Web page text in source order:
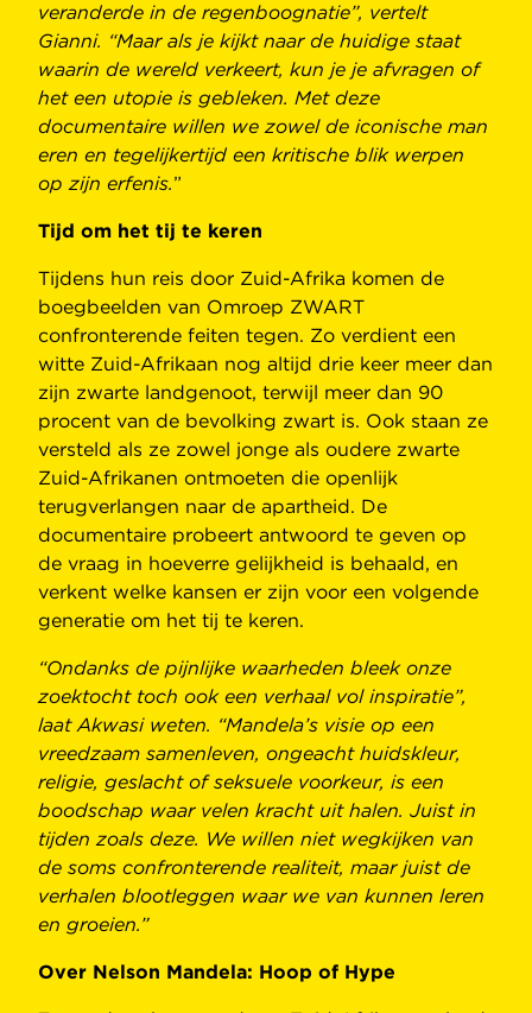
veranderde in de regenboognatie”, vertelt
Gianni. “Maar als je kijkt naar de huidige staat
waarin de wereld verkeert, kun je je afvragen of
het een utopie is gebleken. Met deze
documentaire willen we zowel de iconische man
eren en tegelijkertijd een kritische blik werpen
op zijn erfenis.”
Tijd om het tij te keren
Tijdens hun reis door Zuid-Afrika komen de
boegbeelden van Omroep ZWART
confronterende feiten tegen. Zo verdient een
witte Zuid-Afrikaan nog altijd drie keer meer dan
zijn zwarte landgenoot, terwijl meer dan 90
procent van de bevolking zwart is. Ook staan ze
versteld als ze zowel jonge als oudere zwarte
Zuid-Afrikanen ontmoeten die openlijk
terugverlangen naar de apartheid. De
documentaire probeert antwoord te geven op
de vraag in hoeverre gelijkheid is behaald, en
verkent welke kansen er zijn voor een volgende
generatie om het tij te keren.
“Ondanks de pijnlijke waarheden bleek onze
zoektocht toch ook een verhaal vol inspiratie”,
laat Akwasi weten. “Mandela’s visie op een
vreedzaam samenleven, ongeacht huidskleur,
religie, geslacht of seksuele voorkeur, is een
boodschap waar velen kracht uit halen. Juist in
tijden zoals deze. We willen niet wegkijken van
de soms confronterende realiteit, maar juist de
verhalen blootleggen waar we van kunnen leren
en groeien.”
Over Nelson Mandela: Hoop of Hype